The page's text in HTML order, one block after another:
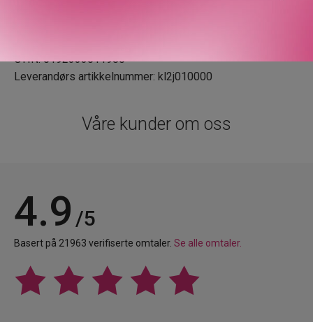
GTIN: 0192333011980
Leverandørs artikkelnummer: kl2j010000
Våre kunder om oss
4.9 /5
Basert på 21963 verifiserte omtaler. Se alle omtaler.